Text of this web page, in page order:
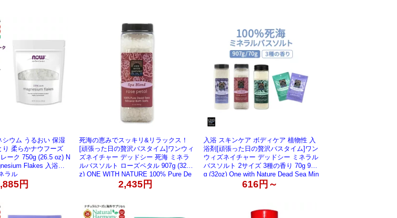
シウム うるおい 保湿
り 柔らかナウフーズ
ーク 750g (26.5 oz) N
Flakes 入浴剤
ラル
円
死海の恵みでスッキリ&リラックス！
[頑張った日の贅沢バスタイム]ワンウィ
ズネイチャー デッドシー 死海 ミネラ
ルバスソルト ローズペタル 907g (32o
z) ONE WITH NATURE 100% Pure De
ad Sea Mineral Bath Salts【お取り寄せ
商品】【合わせて買いたい】
2,435円
入浴 スキンケア ボディケア 植物性 入
浴剤[頑張った日の贅沢バスタイム]ワン
ウィズネイチャー デッドシー ミネラル
バスソルト 2サイズ 3種の香り 70g 907
g (32oz) One with Nature Dead Sea Min
eral Bath Salt バスソルト 死海 塩 敏感
肌 保湿 バスタイム お風呂 すっきり
616円～